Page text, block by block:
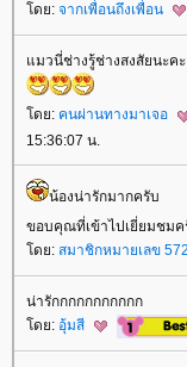
ดย: จากเพื่อนถึงเพื่อน
มวนี่ช่างรู้ช่างสงสัยนะคะ
ดย: คนผ่านทางมาเจอ
15:36:07 น.
น้องน่ารักมากครับ
ขอบคุณที่เข้าไปเยี่ยมชมค
ดย: สมาชิกหมายเลข
น่ารักกกกกกกกกกก
ดย: อุ้มสี